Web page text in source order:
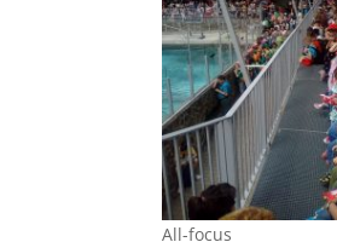
All-focus